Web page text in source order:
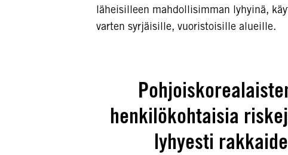
läheisilleen mahdollisimman lyhyinä,
varten syrjäisille, vuoristoisille alueille.
henkilökohtaisia
lyhyesti